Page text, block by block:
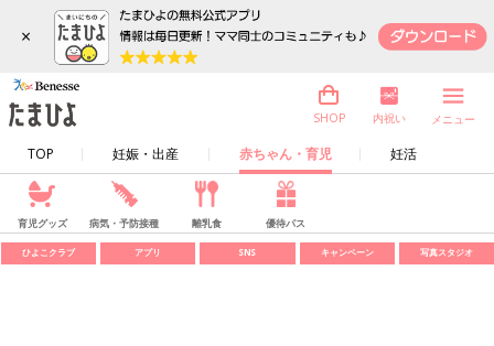
×
TOP 妊娠・出産 赤ちゃん・育児 妊活
SHOP 内祝い メニュー
育児グッズ 病気・予防接種 離乳食 優待パス
ひよこクラブ アプリ SNS キャンペーン 写真スタジオ